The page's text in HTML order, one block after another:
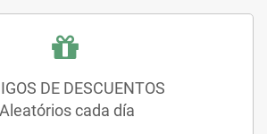
DE DESCUENTOS
Aleatórios cada día